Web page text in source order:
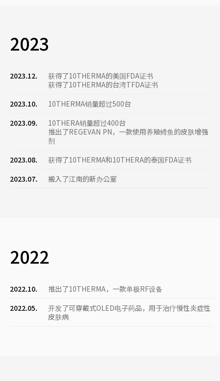
2023
2023.12.
获得了10THERMA的美国FDA证书
获得了10THERMA的台湾TFDA证书
2023.10.
10THERMA销量超过500台
2023.09.
10THERA销量超过400台
推出了REGEVAN PN，一款使用养殖鳟鱼的皮肤增强
剂
2023.08.
获得了10THERMA和10THERA的泰国FDA证书
2023.07.
搬入了江南的新办公室
2022
2022.10.
推出了10THERMA，一款单极RF设备
2022.05.
开发了可穿戴式OLED电子药品，用于治疗慢性炎症性
皮肤病